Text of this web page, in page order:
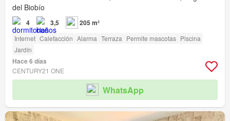
del Biobío
4 3,5 205 m²
Internet Calefacción Alarma Terraza Permite mascotas Piscina
Jardín
Hace 6 días
CENTURY21 ONE
WhatsApp